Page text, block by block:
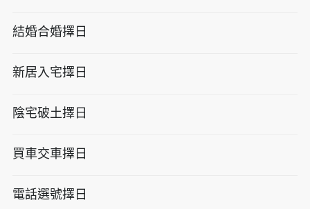
結婚合婚擇日
新居入宅擇日
陰宅破土擇日
買車交車擇日
電話選號擇日